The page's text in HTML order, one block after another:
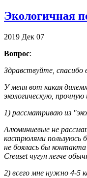
Экологичная
2019 Дек 07
Вопрос:
Здравствуйте, спасибо
У меня вот какая
экологическую, прочную
1) рассматриваю из
Алюминиевые не
кастрюлями пользуюсь
не боялась бы
Creuset чугун легче
2) всего мне нужно 4-5